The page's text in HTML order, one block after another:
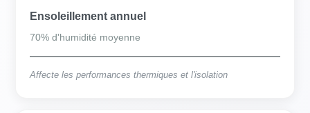
Ensoleillement annuel
70% d'humidité moyenne
Affecte les performances thermiques et l'isolation